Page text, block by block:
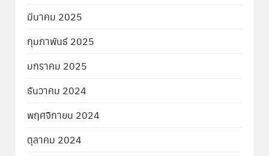
มีนาคม 2025
กุมภาพันธ์ 2025
มกราคม 2025
ธันวาคม 2024
พฤศจิกายน 2024
ตุลาคม 2024